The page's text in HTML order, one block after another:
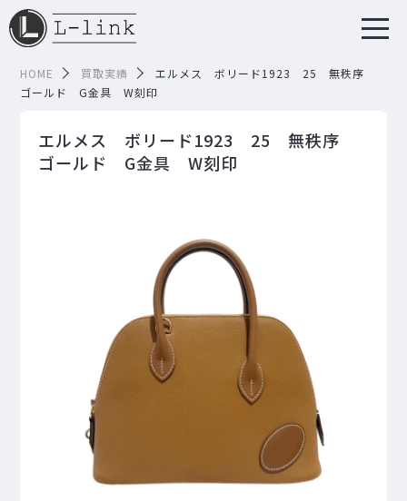
HOME 買取実績
エルメス ボリード1923 25 無秩序
ゴールド G金具 W刻印
エルメス ボリード1923 25 無秩序
ゴールド G金具 W刻印